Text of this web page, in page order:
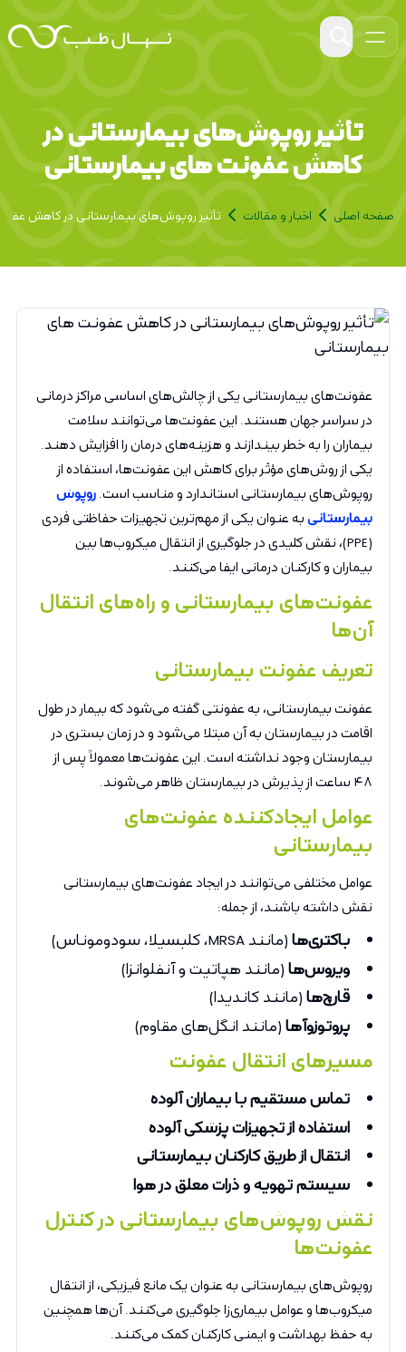
تأثیر روپوش‌های بیمارستانی در
کاهش عفونت های بیمارستانی
صفحه اصلی اخبار و مقالات تأثیر روپوش‌های بیمارستانی در کاهش
عفونت‌های بیمارستانی یکی از چالش‌های اساسی مراکز درمانی
در سراسر جهان هستند. این عفونت‌ها می‌توانند سلامت
بیماران را به خطر بیندازند و هزینه‌های درمان را افزایش دهند.
یکی از روش‌های مؤثر برای کاهش این عفونت‌ها، استفاده از
روپوش‌های بیمارستانی استاندارد و مناسب است. روپوش‌
بیمارستانیبه عنوان یکی از مهم‌ترین تجهیزات حفاظتی فردی
(PPE)، نقش کلیدی در جلوگیری از انتقال میکروب‌ها بین
بیماران و کارکنان درمانی ایفا می‌کنند.
عفونت‌های بیمارستانی و راه‌های انتقال
آن‌ها
تعریف عفونت بیمارستانی
عفونت بیمارستانی، به عفونتی گفته می‌شود که بیمار در طول
اقامت در بیمارستان به آن مبتلا می‌شود و در زمان بستری در
بیمارستان وجود نداشته است. این عفونت‌ها معمولاً پس از
۴۸ ساعت از پذیرش در بیمارستان ظاهر می‌شوند.
عوامل ایجادکننده عفونت‌های
بیمارستانی
عوامل مختلفی می‌توانند در ایجاد عفونت‌های بیمارستانی
نقش داشته باشند، از جمله:
باکتری‌ها (مانند MRSA، کلبسیلا، سودوموناس)
ویروس‌ها (مانند هپاتیت و آنفلوانزا)
قارچ‌ها (مانند کاندیدا)
پروتوزوآها (مانند انگل‌های مقاوم)
مسیرهای انتقال عفونت
تماس مستقیم با بیماران آلوده
استفاده از تجهیزات پزشکی آلوده
انتقال از طریق کارکنان بیمارستانی
سیستم تهویه و ذرات معلق در هوا
نقش روپوش‌های بیمارستانی در کنترل
عفونت‌ها
روپوش‌های بیمارستانی به عنوان یک مانع فیزیکی، از انتقال
میکروب‌ها و عوامل بیماری‌زا جلوگیری می‌کنند. آن‌ها همچنین
به حفظ بهداشت و ایمنی کارکنان کمک می‌کنند.